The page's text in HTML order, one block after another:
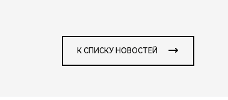
К СПИСКУ НОВОСТЕЙ